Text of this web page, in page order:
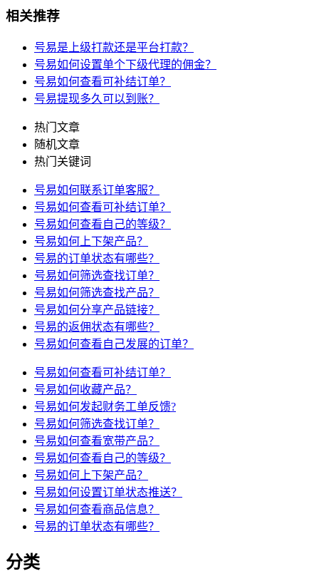
相关推荐
号易是上级打款还是平台打款？
号易如何设置单个下级代理的佣金？
号易如何查看可补结订单？
号易提现多久可以到账？
热门文章
随机文章
热门关键词
号易如何联系订单客服？
号易如何查看可补结订单？
号易如何查看自己的等级？
号易如何上下架产品？
号易的订单状态有哪些？
号易如何筛选查找订单？
号易如何筛选查找产品？
号易如何分享产品链接？
号易的返佣状态有哪些？
号易如何查看自己发展的订单？
号易如何查看可补结订单？
号易如何收藏产品？
号易如何发起财务工单反馈?
号易如何筛选查找订单？
号易如何查看宽带产品？
号易如何查看自己的等级？
号易如何上下架产品？
号易如何设置订单状态推送？
号易如何查看商品信息？
号易的订单状态有哪些？
分类